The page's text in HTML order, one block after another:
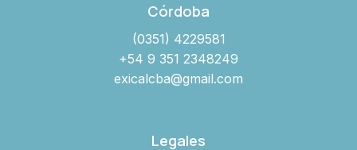
Córdoba
(0351) 4229581
+54 9 351 2348249
exicalcba@gmail.com
Legales